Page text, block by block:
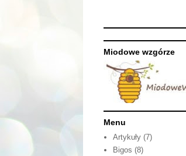
Miodowe wzgórze
Menu
Artykuły (7)
Bigos (8)